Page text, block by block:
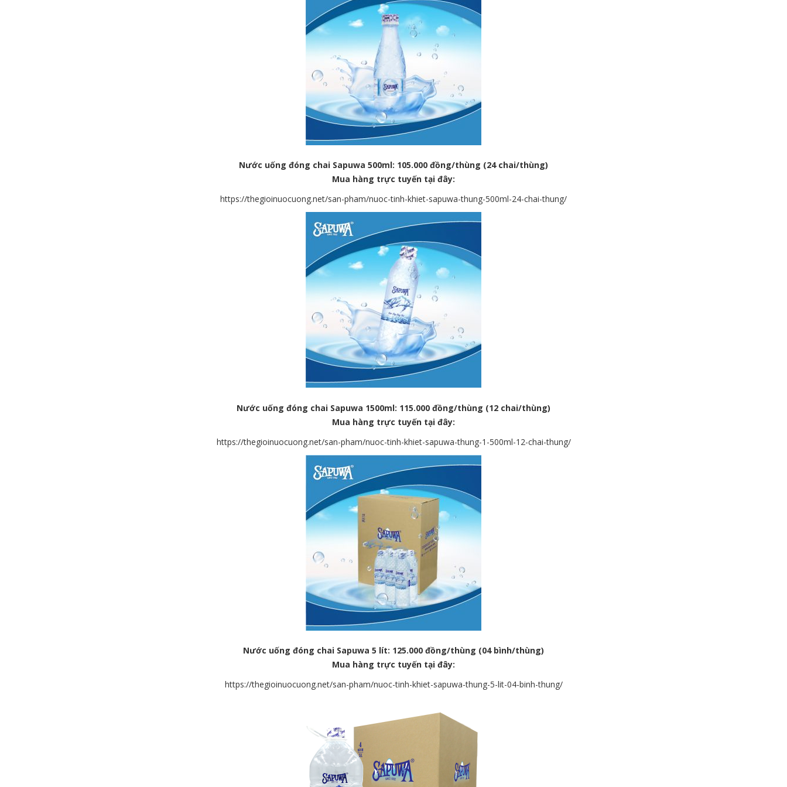
Nước uống đóng chai Sapuwa 500ml: 105.000 đồng/thùng (24 chai/thùng)
Mua hàng trực tuyến tại đây:
https://thegioinuocuong.net/san-pham/nuoc-tinh-khiet-sapuwa-thung-500ml-24-chai-thung/
Nước uống đóng chai Sapuwa 1500ml: 115.000 đồng/thùng (12 chai/thùng)
Mua hàng trực tuyến tại đây:
https://thegioinuocuong.net/san-pham/nuoc-tinh-khiet-sapuwa-thung-1-500ml-12-chai-thung/
Nước uống đóng chai Sapuwa 5 lít: 125.000 đồng/thùng (04 bình/thùng)
Mua hàng trực tuyến tại đây:
https://thegioinuocuong.net/san-pham/nuoc-tinh-khiet-sapuwa-thung-5-lit-04-binh-thung/